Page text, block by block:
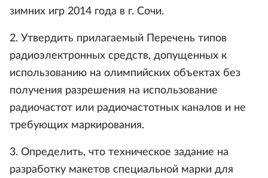
зимних игр 2014 года в г. Сочи.
2. Утвердить прилагаемый Перечень типов
радиоэлектронных средств, допущенных к
использованию на олимпийских объектах без
получения разрешения на использование
радиочастот или радиочастотных каналов и не
требующих маркирования.
3. Определить, что техническое задание на
разработку макетов специальной марки для